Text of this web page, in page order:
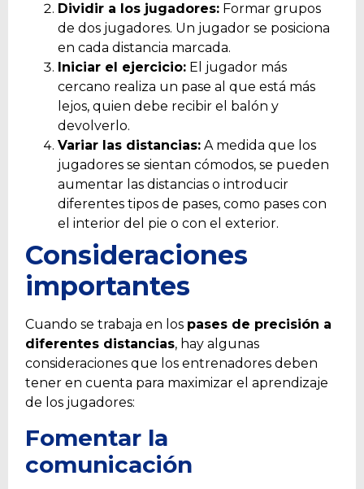
Dividir a los jugadores: Formar grupos
de dos jugadores. Un jugador se posiciona
en cada distancia marcada.
Iniciar el ejercicio: El jugador más
cercano realiza un pase al que está más
lejos, quien debe recibir el balón y
devolverlo.
Variar las distancias: A medida que los
jugadores se sientan cómodos, se pueden
aumentar las distancias o introducir
diferentes tipos de pases, como pases con
el interior del pie o con el exterior.
Consideraciones
importantes
Cuando se trabaja en los pases de precisión a
diferentes distancias, hay algunas
consideraciones que los entrenadores deben
tener en cuenta para maximizar el aprendizaje
de los jugadores:
Fomentar la
comunicación